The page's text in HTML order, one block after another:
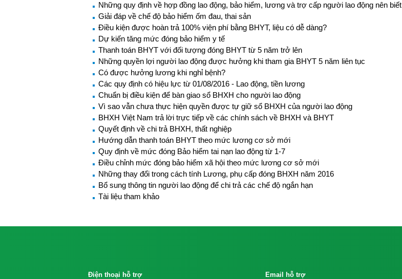
Những quy định về hợp đồng lao động, bảo hiểm, lương và trợ cấp người lao động nên biết
Giải đáp về chế độ bảo hiểm ốm đau, thai sản
Điều kiện được hoàn trả 100% viện phí bằng BHYT, liệu có dễ dàng?
Dự kiến tăng mức đóng bảo hiểm y tế
Thanh toán BHYT với đối tượng đóng BHYT từ 5 năm trở lên
Những quyền lợi người lao động được hưởng khi tham gia BHYT 5 năm liên tục
Có được hưởng lương khi nghỉ bệnh?
Các quy định có hiệu lực từ 01/08/2016 - Lao động, tiền lương
Chuẩn bị điều kiện để bàn giao sổ BHXH cho người lao động
Vì sao vẫn chưa thực hiện quyền được tự giữ sổ BHXH của người lao động
BHXH Việt Nam trả lời trực tiếp về các chính sách về BHXH và BHYT
Quyết định về chi trả BHXH, thất nghiệp
Hướng dẫn thanh toán BHYT theo mức lương cơ sở mới
Quy định về mức đóng Bảo hiểm tai nạn lao động từ 1-7
Điều chỉnh mức đóng bảo hiểm xã hội theo mức lương cơ sở mới
Những thay đổi trong cách tính Lương, phụ cấp đóng BHXH năm 2016
Bổ sung thông tin người lao động để chi trả các chế độ ngắn hạn
Tài liệu tham khảo
Điện thoại hỗ trợ
Email hỗ trợ